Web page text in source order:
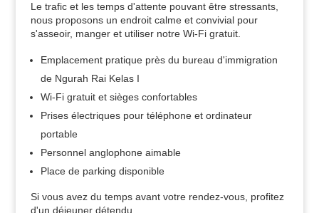
Le trafic et les temps d'attente pouvant être stressants,
nous proposons un endroit calme et convivial pour
s'asseoir, manger et utiliser notre Wi-Fi gratuit.
Emplacement pratique près du bureau d'immigration
de Ngurah Rai Kelas I
Wi-Fi gratuit et sièges confortables
Prises électriques pour téléphone et ordinateur
portable
Personnel anglophone aimable
Place de parking disponible
Si vous avez du temps avant votre rendez-vous, profitez
d'un déjeuner détendu.